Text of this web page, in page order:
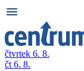
čtvrtek 6. 8.
čt 6. 8.